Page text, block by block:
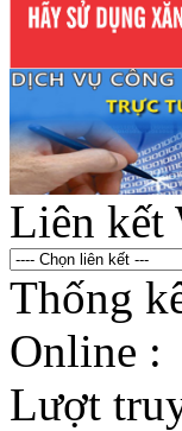
Liên kết
Thống
Online :
Lượt